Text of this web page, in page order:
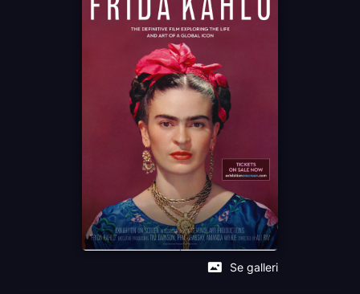
Se galleri
utenkelig, tar vi en grundig titt på
nøkkelverk fra hele karrieren hennes.
Gjennom Kahlos egne brev får vi et unikt
innblikk i hennes innerste følelser og
oppdager symbolikken og
hemmelighetene som ligger skjult i
kunsten hennes.
Exhibition on Screen kombinerer intervjuer
med eksperter og personer som kjente
henne, engasjerende kommentarer og en
detaljert utforskning av kunsten hennes.